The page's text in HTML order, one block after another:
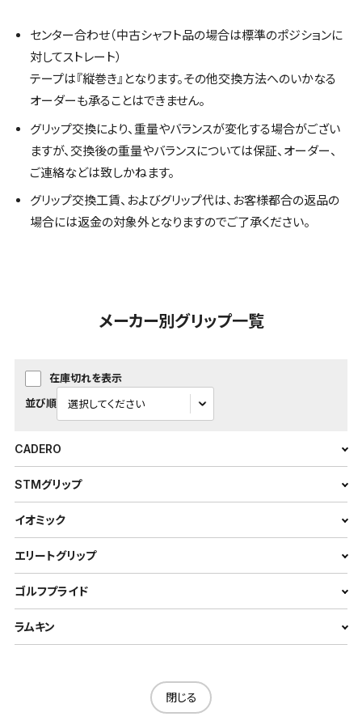
センター合わせ（中古シャフト品の場合は標準のポジションに
対してストレート）
テープは『縦巻き』となります。その他交換方法へのいかなる
オーダーも承ることはできません。
グリップ交換により、重量やバランスが変化する場合がござい
ますが、交換後の重量やバランスについては保証、オーダー、
ご連絡などは致しかねます。
グリップ交換工賃、およびグリップ代は、お客様都合の返品の
場合には返金の対象外となりますのでご了承ください。
メーカー別グリップ一覧
在庫切れを表示
並び順
CADERO
STMグリップ
イオミック
エリートグリップ
ゴルフプライド
ラムキン
閉じる